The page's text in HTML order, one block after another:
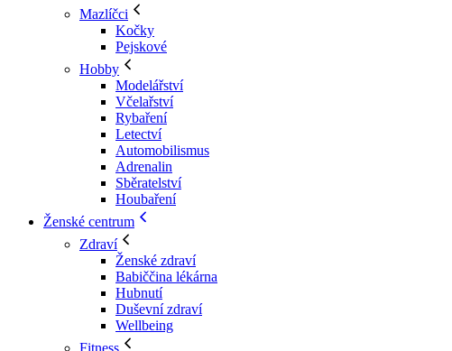
Mazlíčci
Kočky
Pejskové
Hobby
Modelářství
Včelařství
Rybaření
Letectví
Automobilismus
Adrenalin
Sběratelství
Houbaření
Ženské centrum
Zdraví
Ženské zdraví
Babiččina lékárna
Hubnutí
Duševní zdraví
Wellbeing
Fitness